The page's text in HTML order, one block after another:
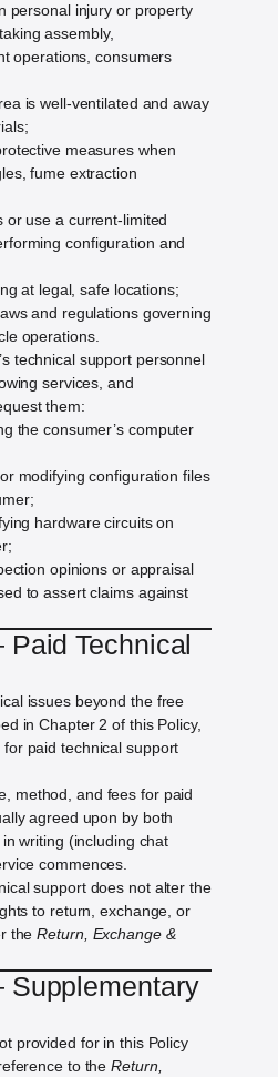
personal injury or property
assembly,
operations, consumers
is well-ventilated and away
measures when
fume extraction
or use a current-limited
configuration and
at legal, safe locations;
and regulations governing
operations.
technical support personnel
services, and
them:
the consumer’s computer
modifying configuration files
hardware circuits on
opinions or appraisal
to assert claims against
Technical
issues beyond the free
in Chapter 2 of this Policy,
paid technical support
method, and fees for paid
agreed upon by both
writing (including chat
commences.
support does not alter the
to return, exchange, or
theReturn, Exchange &
provided for in this Policy
to theReturn,